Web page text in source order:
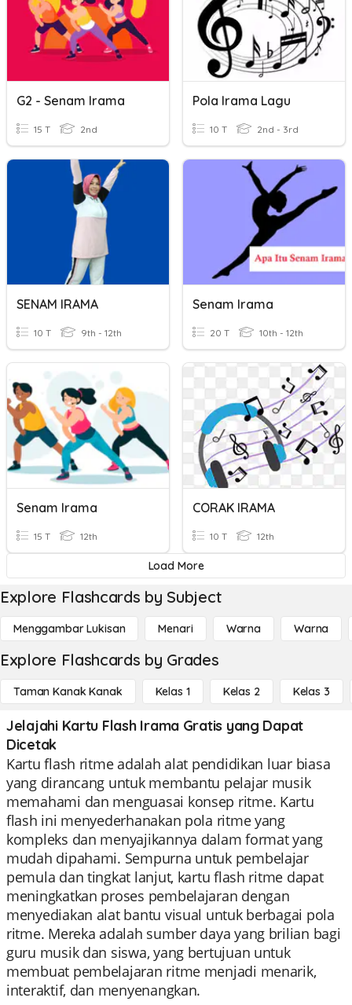
G2 - Senam Irama
15 T 2nd
Pola Irama Lagu
10 T 2nd - 3rd
SENAM IRAMA
10 T 9th - 12th
Senam Irama
20 T 10th - 12th
Senam Irama
15 T 12th
CORAK IRAMA
10 T 12th
Load More
Explore Flashcards by Subject
Menggambar Lukisan Menari Warna Warna
Explore Flashcards by Grades
Taman Kanak Kanak Kelas 1 Kelas 2 Kelas 3
Jelajahi Kartu Flash Irama Gratis yang Dapat
Dicetak
Kartu flash ritme adalah alat pendidikan luar biasa
yang dirancang untuk membantu pelajar musik
memahami dan menguasai konsep ritme. Kartu
flash ini menyederhanakan pola ritme yang
kompleks dan menyajikannya dalam format yang
mudah dipahami. Sempurna untuk pembelajar
pemula dan tingkat lanjut, kartu flash ritme dapat
meningkatkan proses pembelajaran dengan
menyediakan alat bantu visual untuk berbagai pola
ritme. Mereka adalah sumber daya yang brilian bagi
guru musik dan siswa, yang bertujuan untuk
membuat pembelajaran ritme menjadi menarik,
interaktif, dan menyenangkan.